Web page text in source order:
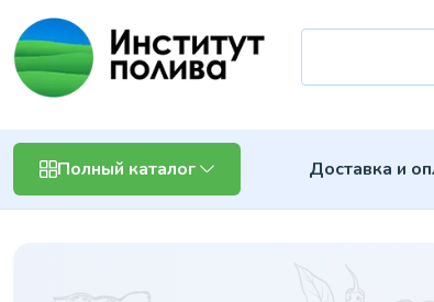
Полный каталог Доставка и